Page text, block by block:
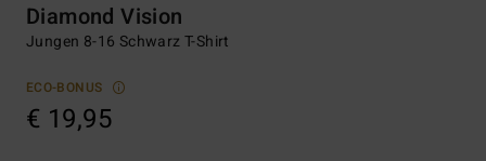
Diamond Vision
Jungen 8-16 Schwarz T-Shirt
ECO-BONUS
€ 19,95